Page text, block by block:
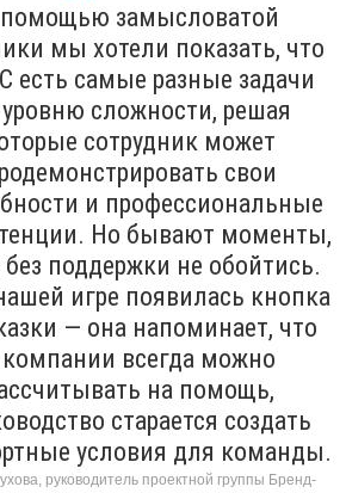
замысловатой
мы хотели показать, что
есть самые разные задачи
сложности, решая
сотрудник может
свои
и профессиональные
Но бывают моменты,
без поддержки не обойтись.
игре появилась кнопка
— она напоминает, что
компании всегда можно
на помощь,
старается создать
условия для команды.
руководитель проектной группы Бренд-